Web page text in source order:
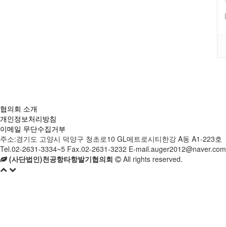
협의회 소개
개인정보처리방침
이메일 무단수집거부
주소:경기도 고양시 덕양구 청초로10 GL메트로시티한강 A동 A1-223호
Tel.02-2631-3334~5 Fax.02-2631-3232 E-mail.auger2012@naver.com
(사단법인)천공항타항발기협의회
All rights reserved.